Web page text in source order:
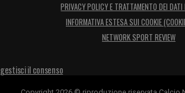
PRIVACY POLICY E TRATTAMENTO DEI DATI
INFORMATIVA ESTESA SUI COOKIE
NETWORK SPORT REVIEW
gestisci il consenso